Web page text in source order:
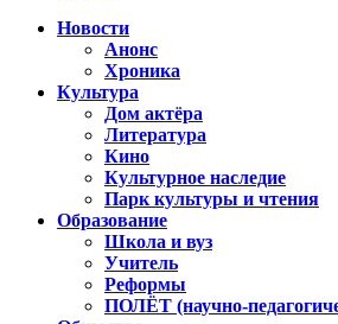
Новости
Анонс
Хроника
Культура
Дом актёра
Литература
Кино
Культурное наследие
Парк культуры и чтения
Образование
Школа и вуз
Учитель
Реформы
ПОЛЁТ (научно-